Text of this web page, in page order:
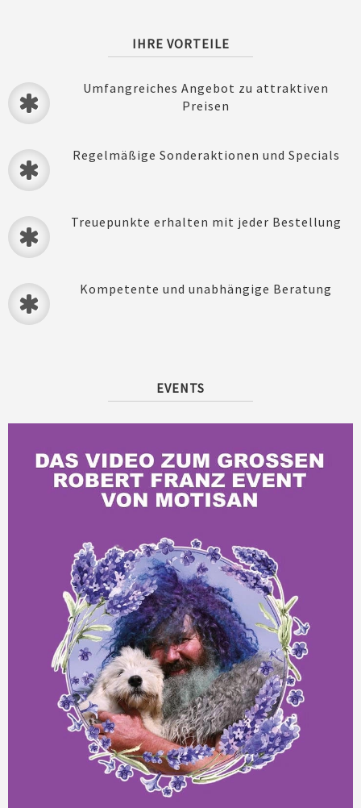
IHRE VORTEILE
Umfangreiches Angebot zu attraktiven
Preisen
Regelmäßige Sonderaktionen und Specials
Treuepunkte erhalten mit jeder Bestellung
Kompetente und unabhängige Beratung
EVENTS